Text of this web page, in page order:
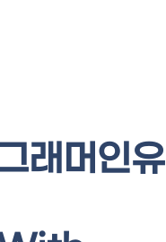
래머인유